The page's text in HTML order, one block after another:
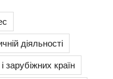
діяльності
зарубіжних країн